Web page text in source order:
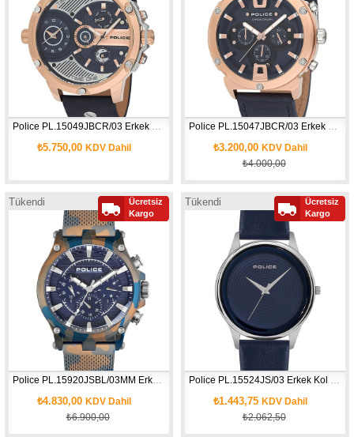
Police PL.15049JBCR/03 Erkek Kol Saati
₺5.750,00 KDV Dahil
Police PL.15047JBCR/03 Erkek Kol Saati
₺3.200,00 KDV Dahil
₺4.000,00
Tükendi
Police PL.15920JSBL/03MM Erkek Kol Saati
₺4.830,00 KDV Dahil
₺6.900,00
Ücretsiz
Kargo
Tükendi
Police PL.15524JS/03 Erkek Kol Saati
₺1.443,75 KDV Dahil
₺2.062,50
Ücretsiz
Kargo